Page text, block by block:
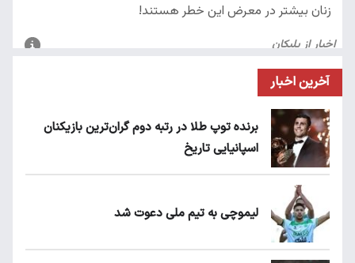
آخرین اخبار
برنده توپ طلا در رتبه دوم گران‌ترین بازیکنان
اسپانیایی تاریخ
لیموچی به تیم ملی دعوت شد